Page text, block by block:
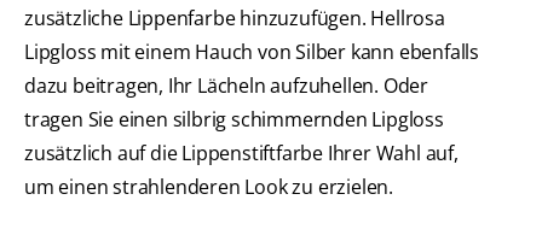
zusätzliche Lippenfarbe hinzuzufügen. Hellrosa
Lipgloss mit einem Hauch von Silber kann ebenfalls
dazu beitragen, Ihr Lächeln aufzuhellen. Oder
tragen Sie einen silbrig schimmernden Lipgloss
zusätzlich auf die Lippenstiftfarbe Ihrer Wahl auf,
um einen strahlenderen Look zu erzielen.